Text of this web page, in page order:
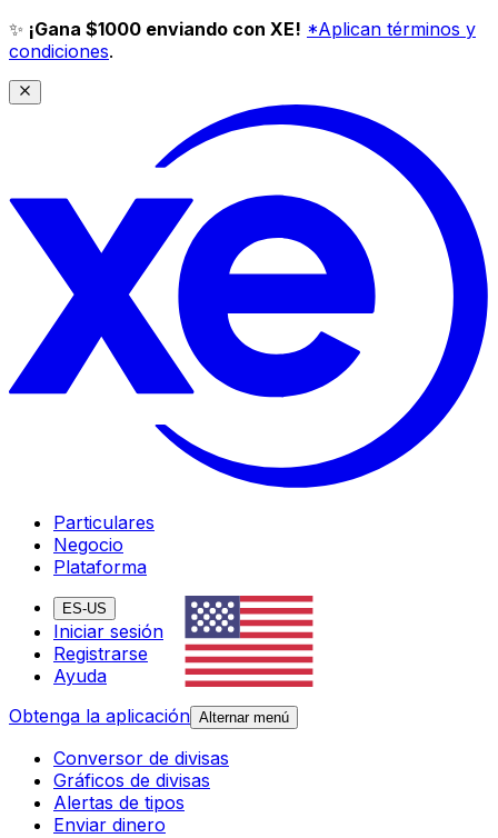
✨ ¡Gana $1000 enviando con XE! *Aplican términos y
condiciones.
Particulares
Negocio
Plataforma
ES-US
Iniciar sesión
Registrarse
Ayuda
Obtenga la aplicación Alternar menú
Conversor de divisas
Gráficos de divisas
Alertas de tipos
Enviar dinero